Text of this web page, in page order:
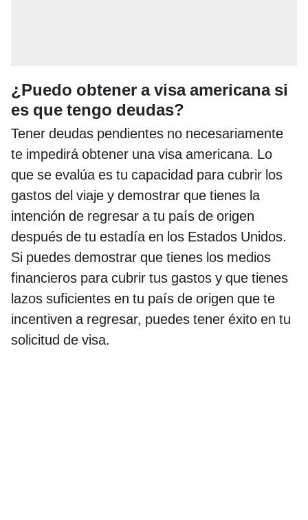
¿Puedo obtener a visa americana si
es que tengo deudas?
Tener deudas pendientes no necesariamente
te impedirá obtener una visa americana. Lo
que se evalúa es tu capacidad para cubrir los
gastos del viaje y demostrar que tienes la
intención de regresar a tu país de origen
después de tu estadía en los Estados Unidos.
Si puedes demostrar que tienes los medios
financieros para cubrir tus gastos y que tienes
lazos suficientes en tu país de origen que te
incentiven a regresar, puedes tener éxito en tu
solicitud de visa.